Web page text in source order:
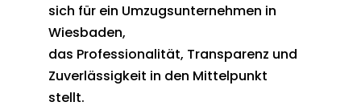
sich für ein Umzugsunternehmen in
Wiesbaden,
das Professionalität, Transparenz und
Zuverlässigkeit in den Mittelpunkt
stellt.